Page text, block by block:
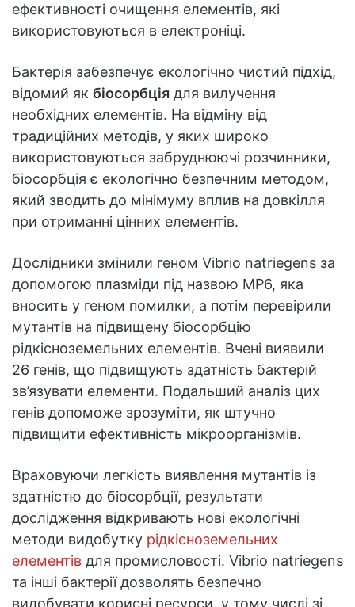
ефективності очищення елементів, які
використовуються в електроніці.
Бактерія забезпечує екологічно чистий підхід,
відомий як біосорбція для вилучення
необхідних елементів. На відміну від
традиційних методів, у яких широко
використовуються забруднюючі розчинники,
біосорбція є екологічно безпечним методом,
який зводить до мінімуму вплив на довкілля
при отриманні цінних елементів.
Дослідники змінили геном Vibrio natriegens за
допомогою плазміди під назвою MP6, яка
вносить у геном помилки, а потім перевірили
мутантів на підвищену біосорбцію
рідкісноземельних елементів. Вчені виявили
26 генів, що підвищують здатність бактерій
зв’язувати елементи. Подальший аналіз цих
генів допоможе зрозуміти, як штучно
підвищити ефективність мікроорганізмів.
Враховуючи легкість виявлення мутантів із
здатністю до біосорбції, результати
дослідження відкривають нові екологічні
методи видобутку рідкісноземельних
елементів для промисловості. Vibrio natriegens
та інші бактерії дозволять безпечно